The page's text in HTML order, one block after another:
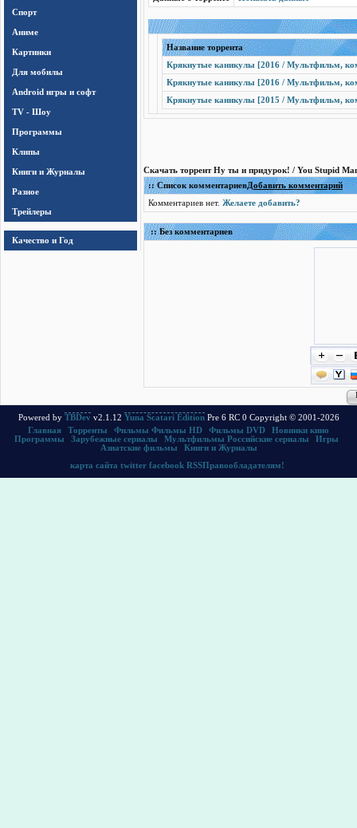
Спорт
Аниме
Картинки
Для мобилы
Android игры и софт
TV - Шоу
Программы
Клипы
Книги и Журналы
Разное
Трейлеры
Качество и Год
Название торрента
Крякнутые каникулы [2016 / Мультфильм,
Крякнутые каникулы [2016 / Мультфильм,
Крякнутые каникулы [2015 / Мультфильм,
Скачать торрент Ну ты и придурок! / You Stupid
:: Список комментариевДобавить комментарий
Комментариев нет. Желаете добавить?
:: Без комментариев
Powered by TBDev v2.1.12 Yuna Scatari EditionPre 6 RC 0 Copyright © 2001-2026
Главная
Торренты Фильмы Фильмы HD Фильмы DVD
Новинки кино
Программы
Зарубежные сериалы Мультфильмы Российские сериалы Игры
Азиатские фильмы
Книги и Журналы
карта сайта twitter facebook RSSПравообладателям!